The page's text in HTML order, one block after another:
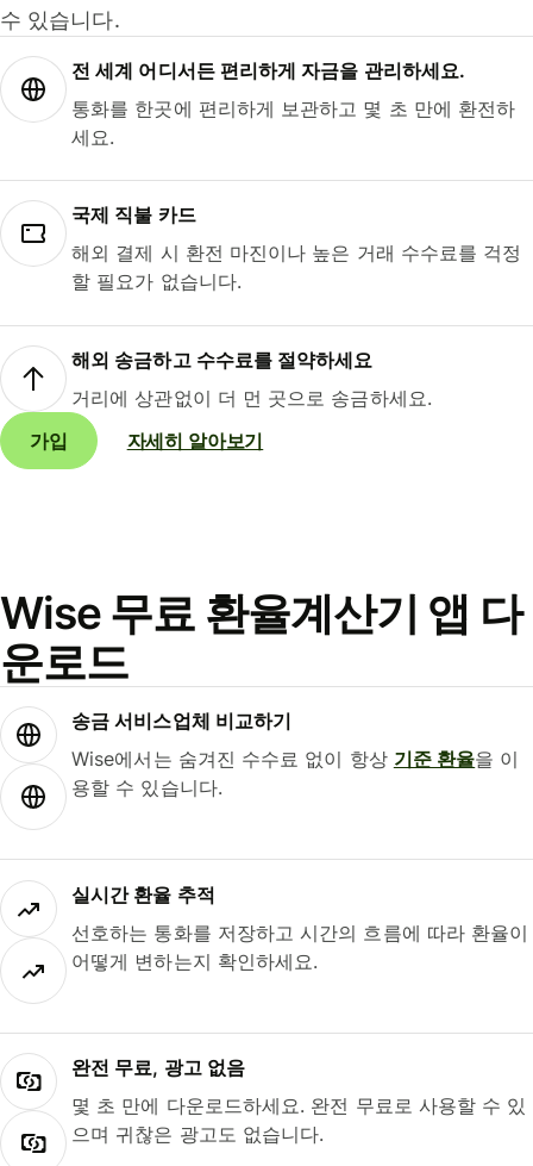
수 있습니다.
전 세계 어디서든 편리하게 자금을 관리하세요.
통화를 한곳에 편리하게 보관하고 몇 초 만에 환전하
세요.
국제 직불 카드
해외 결제 시 환전 마진이나 높은 거래 수수료를 걱정
할 필요가 없습니다.
해외 송금하고 수수료를 절약하세요
거리에 상관없이 더 먼 곳으로 송금하세요.
가입
자세히 알아보기
Wise 무료 환율계산기 앱 다
운로드
송금 서비스업체 비교하기
Wise에서는 숨겨진 수수료 없이 항상 기준 환율을 이
용할 수 있습니다.
실시간 환율 추적
선호하는 통화를 저장하고 시간의 흐름에 따라 환율이
어떻게 변하는지 확인하세요.
완전 무료, 광고 없음
몇 초 만에 다운로드하세요. 완전 무료로 사용할 수 있
으며 귀찮은 광고도 없습니다.